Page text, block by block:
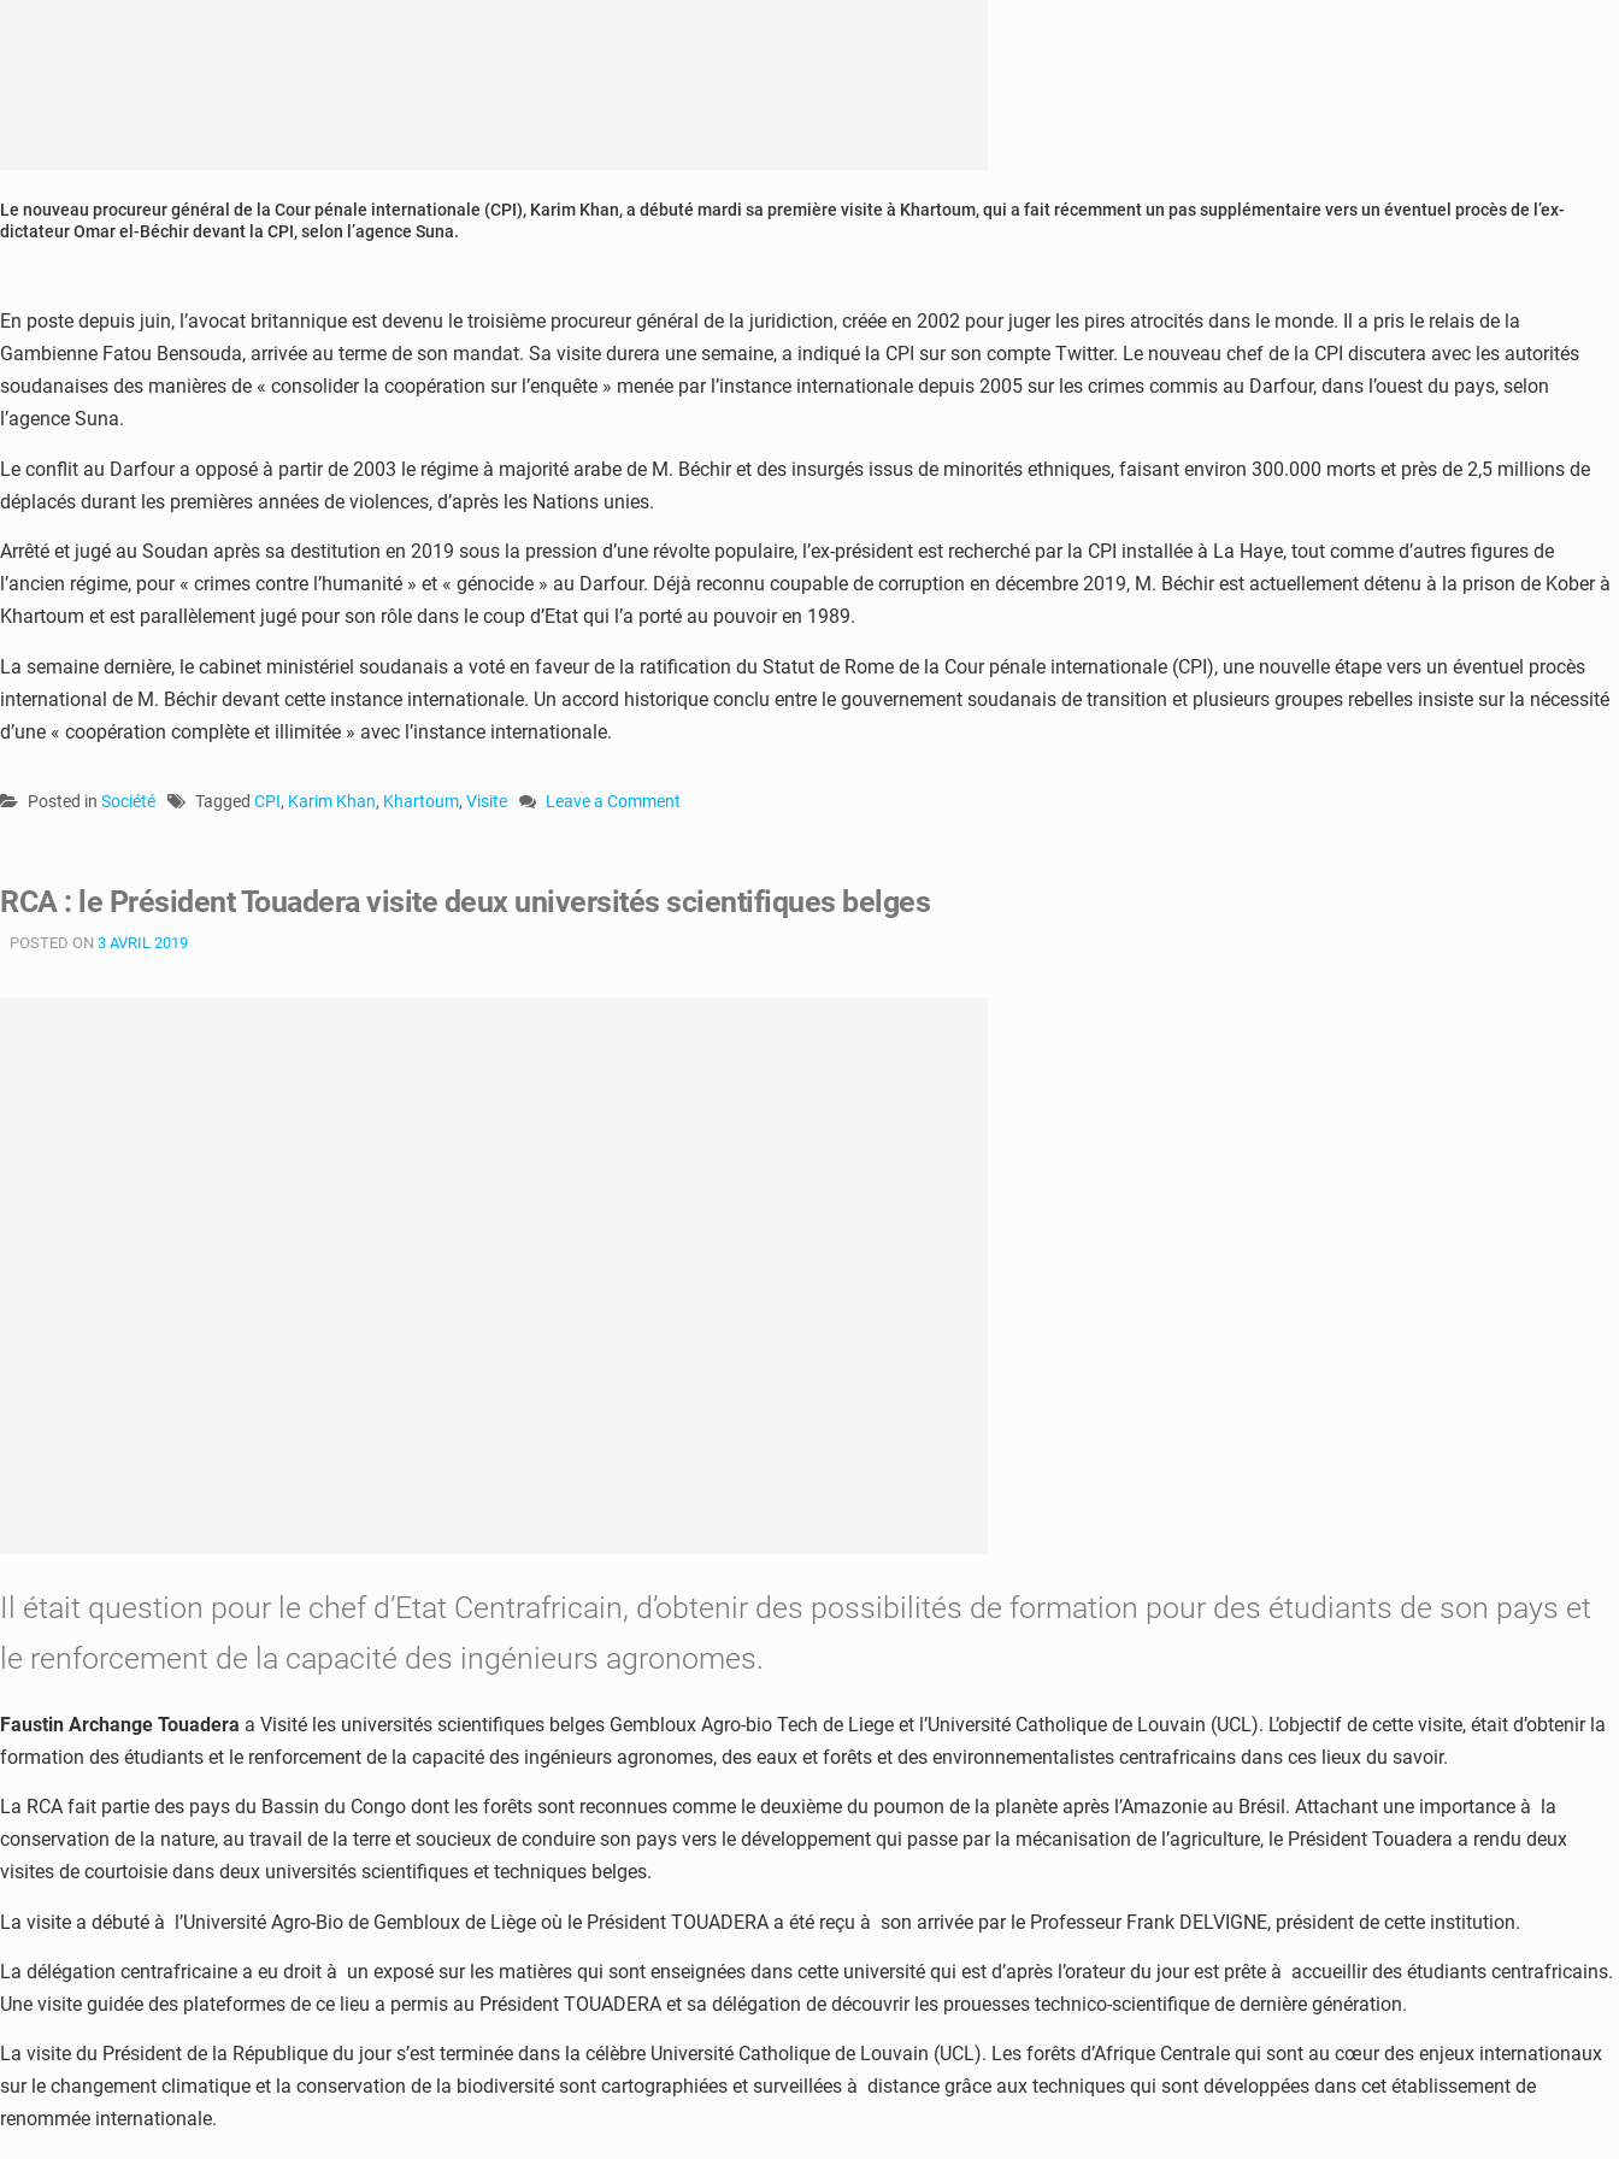
Le nouveau procureur général de la Cour pénale internationale (CPI), Karim Khan, a débuté mardi sa première visite à Khartoum, qui a fait récemment un pas supplémentaire vers un éventuel procès de l’ex-
dictateur Omar el-Béchir devant la CPI, selon l’agence Suna.
En poste depuis juin, l’avocat britannique est devenu le troisième procureur général de la juridiction, créée en 2002 pour juger les pires atrocités dans le monde. Il a pris le relais de la
Gambienne Fatou Bensouda, arrivée au terme de son mandat. Sa visite durera une semaine, a indiqué la CPI sur son compte Twitter. Le nouveau chef de la CPI discutera avec les autorités
soudanaises des manières de « consolider la coopération sur l’enquête » menée par l’instance internationale depuis 2005 sur les crimes commis au Darfour, dans l’ouest du pays, selon
l’agence Suna.
Le conflit au Darfour a opposé à partir de 2003 le régime à majorité arabe de M. Béchir et des insurgés issus de minorités ethniques, faisant environ 300.000 morts et près de 2,5 millions de
déplacés durant les premières années de violences, d’après les Nations unies.
Arrêté et jugé au Soudan après sa destitution en 2019 sous la pression d’une révolte populaire, l’ex-président est recherché par la CPI installée à La Haye, tout comme d’autres figures de
l’ancien régime, pour « crimes contre l’humanité » et « génocide » au Darfour. Déjà reconnu coupable de corruption en décembre 2019, M. Béchir est actuellement détenu à la prison de Kober à
Khartoum et est parallèlement jugé pour son rôle dans le coup d’Etat qui l’a porté au pouvoir en 1989.
La semaine dernière, le cabinet ministériel soudanais a voté en faveur de la ratification du Statut de Rome de la Cour pénale internationale (CPI), une nouvelle étape vers un éventuel procès
international de M. Béchir devant cette instance internationale. Un accord historique conclu entre le gouvernement soudanais de transition et plusieurs groupes rebelles insiste sur la nécessité
d’une « coopération complète et illimitée » avec l’instance internationale.
Posted in Société Tagged CPI, Karim Khan, Khartoum, Visite
Leave a Comment
le
RCA : le Président Touadera visite deux universités scientifiques belges
POSTED ON 3 AVRIL 2019
Il était question pour le chef d’Etat Centrafricain, d’obtenir des possibilités de formation pour des étudiants de son pays et
le renforcement de la capacité des ingénieurs agronomes.
Faustin Archange Touadera a Visité les universités scientifiques belges Gembloux Agro-bio Tech de Liege et l’Université Catholique de Louvain (UCL). L’objectif de cette visite, était d’obtenir la
formation des étudiants et le renforcement de la capacité des ingénieurs agronomes, des eaux et forêts et des environnementalistes centrafricains dans ces lieux du savoir.
La RCA fait partie des pays du Bassin du Congo dont les forêts sont reconnues comme le deuxième du poumon de la planète après l’Amazonie au Brésil. Attachant une importance à la
conservation de la nature, au travail de la terre et soucieux de conduire son pays vers le développement qui passe par la mécanisation de l’agriculture, le Président Touadera a rendu deux
visites de courtoisie dans deux universités scientifiques et techniques belges.
La visite a débuté à l’Université Agro-Bio de Gembloux de Liège où le Président TOUADERA a été reçu à son arrivée par le Professeur Frank DELVIGNE, président de cette institution.
La délégation centrafricaine a eu droit à un exposé sur les matières qui sont enseignées dans cette université qui est d’après l’orateur du jour est prête à accueillir des étudiants centrafricains.
Une visite guidée des plateformes de ce lieu a permis au Président TOUADERA et sa délégation de découvrir les prouesses technico-scientifique de dernière génération.
La visite du Président de la République du jour s’est terminée dans la célèbre Université Catholique de Louvain (UCL). Les forêts d’Afrique Centrale qui sont au cœur des enjeux internationaux
sur le changement climatique et la conservation de la biodiversité sont cartographiées et surveillées à distance grâce aux techniques qui sont développées dans cet établissement de
renommée internationale.